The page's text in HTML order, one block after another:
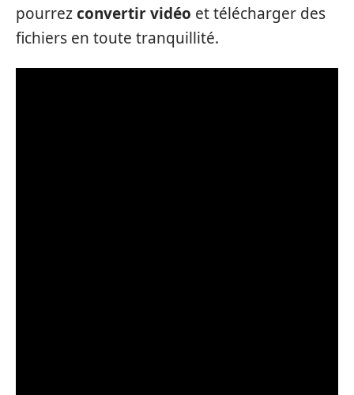
pourrezconvertir vidéo et télécharger des
fichiers en toute tranquillité.